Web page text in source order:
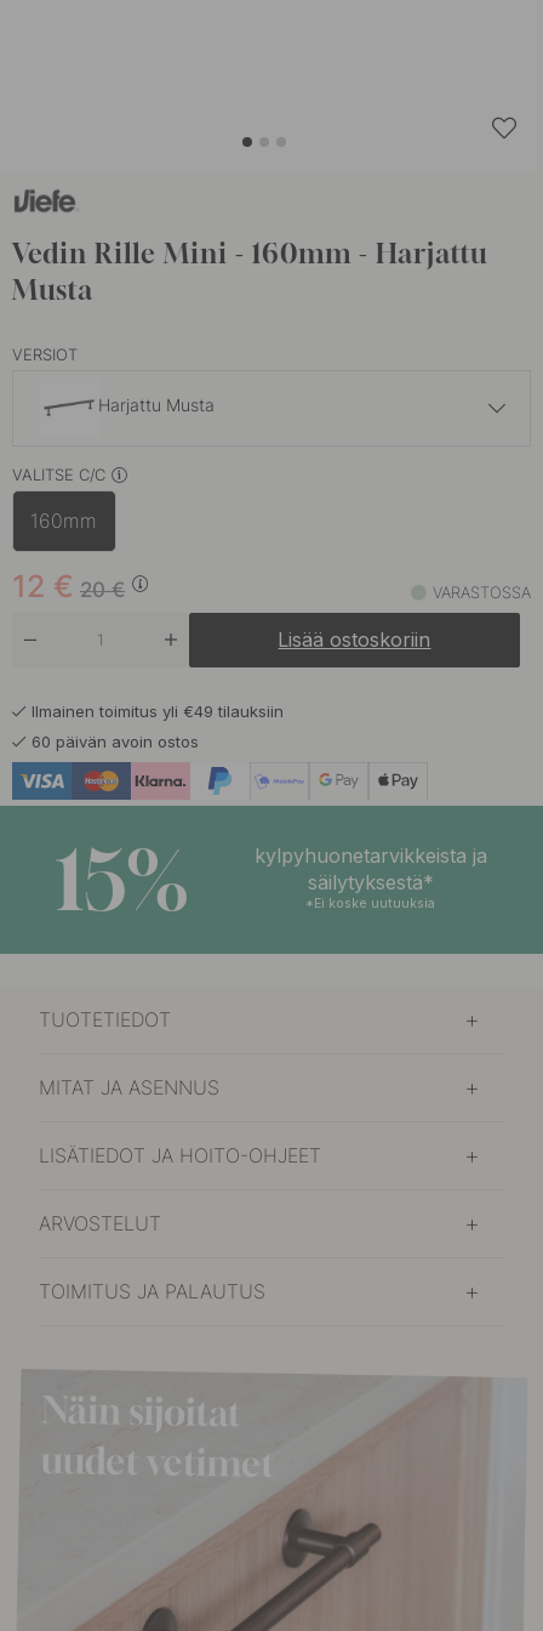
Vedin Rille Mini - 160mm - Harjattu
Musta
VERSIOT
Harjattu Musta
Harjattu Messinki
VALITSE C/C
160mm
20€
12 € VARASTOSSA
Lisää ostoskoriin
Ilmainen toimitus yli €49 tilauksiin
60 päivän avoin ostos
15%
kylpyhuonetarvikkeista ja
säilytyksestä*
*Ei koske uutuuksia
TUOTETIEDOT
MITAT JA ASENNUS
LISÄTIEDOT JA HOITO-OHJEET
ARVOSTELUT
TOIMITUS JA PALAUTUS